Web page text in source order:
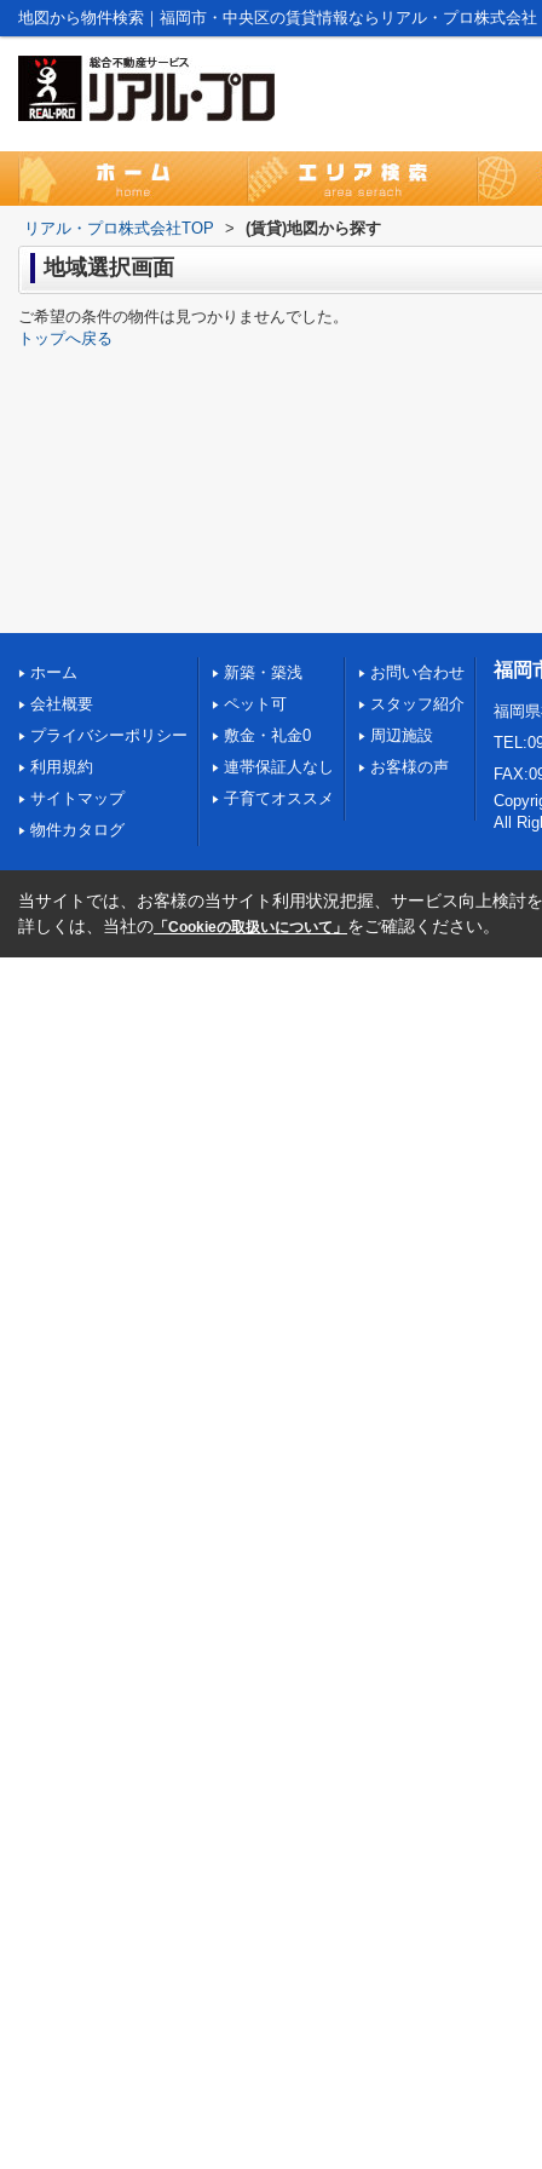
地図から物件検索｜福岡市・中央区の賃貸情報ならリアル・プロ株式会社
リアル・プロ株式会社TOP > (賃貸)地図から探す
地域選択画面
ご希望の条件の物件は見つかりませんでした。
トップへ戻る
ホーム
会社概要
プライバシーポリシー
利用規約
サイトマップ
物件カタログ
新築・築浅
ペット可
敷金・礼金0
連帯保証人なし
子育てオススメ
お問い合わせ
スタッフ紹介
周辺施設
お客様の声
福岡
福岡
All
当サイトでは、お客様の当サイト利用状況把握、サービス向上検討
詳しくは、当社の 「Cookieの取扱いについて」 をご確認ください。